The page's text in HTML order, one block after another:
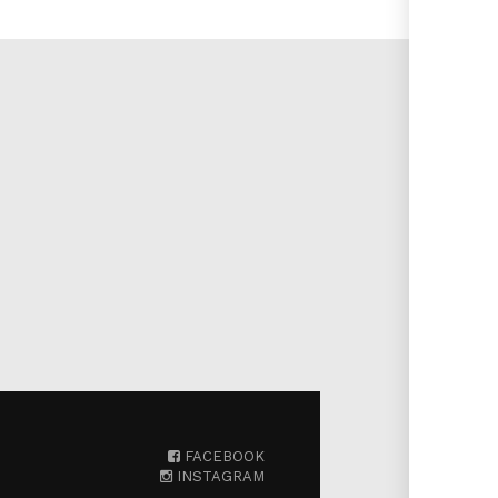
FACEBOOK
INSTAGRAM